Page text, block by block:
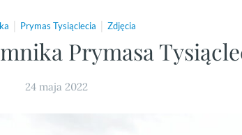
Prymas Tysiąclecia Zdjęcia
Prymasa
24 maja 2022